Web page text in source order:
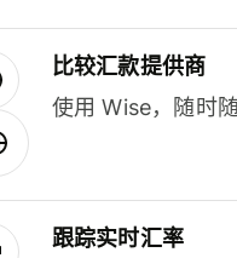
比较汇款提供商
使用 Wise，随时
跟踪实时汇率